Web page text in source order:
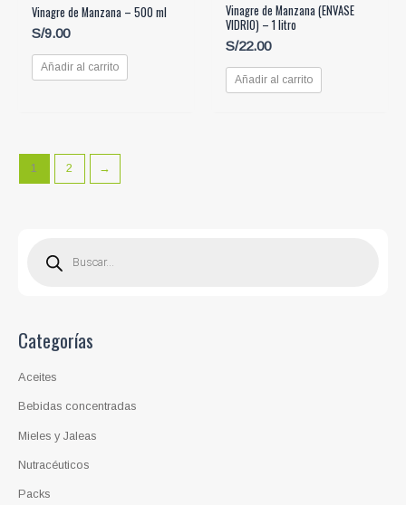
e
p
o
d
c
s
Categorías
Aceites
Bebidas concentradas
Mieles y Jaleas
Nutracéuticos
Packs
Vinagre de Manzana – 500 ml
S/9.00
Añadir al carrito
Vinagre de Manzana (ENVASE
VIDRIO) – 1 litro
S/22.00
Añadir al carrito
1 2 →